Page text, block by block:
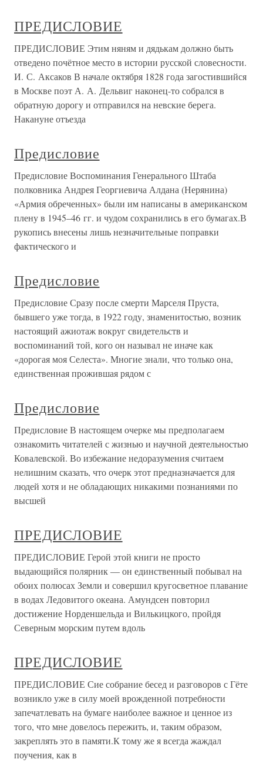
ПРЕДИСЛОВИЕ
ПРЕДИСЛОВИЕ Этим няням и дядькам должно быть
отведено почётное место в истории русской словесности.
И. С. Аксаков В начале октября 1828 года загостившийся
в Москве поэт А. А. Дельвиг наконец-то собрался в
обратную дорогу и отправился на невские берега.
Накануне отъезда
Предисловие
Предисловие Воспоминания Генерального Штаба
полковника Андрея Георгиевича Алдана (Нерянина)
«Армия обреченных» были им написаны в американском
плену в 1945–46 гг. и чудом сохранились в его бумагах.В
рукопись внесены лишь незначительные поправки
фактического и
Предисловие
Предисловие Сразу после смерти Марселя Пруста,
бывшего уже тогда, в 1922 году, знаменитостью, возник
настоящий ажиотаж вокруг свидетельств и
воспоминаний той, кого он называл не иначе как
«дорогая моя Селеста». Многие знали, что только она,
единственная прожившая рядом с
Предисловие
Предисловие В настоящем очерке мы предполагаем
ознакомить читателей с жизнью и научной деятельностью
Ковалевской. Во избежание недоразумения считаем
нелишним сказать, что очерк этот предназначается для
людей хотя и не обладающих никакими познаниями по
высшей
ПРЕДИСЛОВИЕ
ПРЕДИСЛОВИЕ Герой этой книги не просто
выдающийся полярник — он единственный побывал на
обоих полюсах Земли и совершил кругосветное плавание
в водах Ледовитого океана. Амундсен повторил
достижение Норденшельда и Вилькицкого, пройдя
Северным морским путем вдоль
ПРЕДИСЛОВИЕ
ПРЕДИСЛОВИЕ Сие собрание бесед и разговоров с Гёте
возникло уже в силу моей врожденной потребности
запечатлевать на бумаге наиболее важное и ценное из
того, что мне довелось пережить, и, таким образом,
закреплять это в памяти.К тому же я всегда жаждал
поучения, как в